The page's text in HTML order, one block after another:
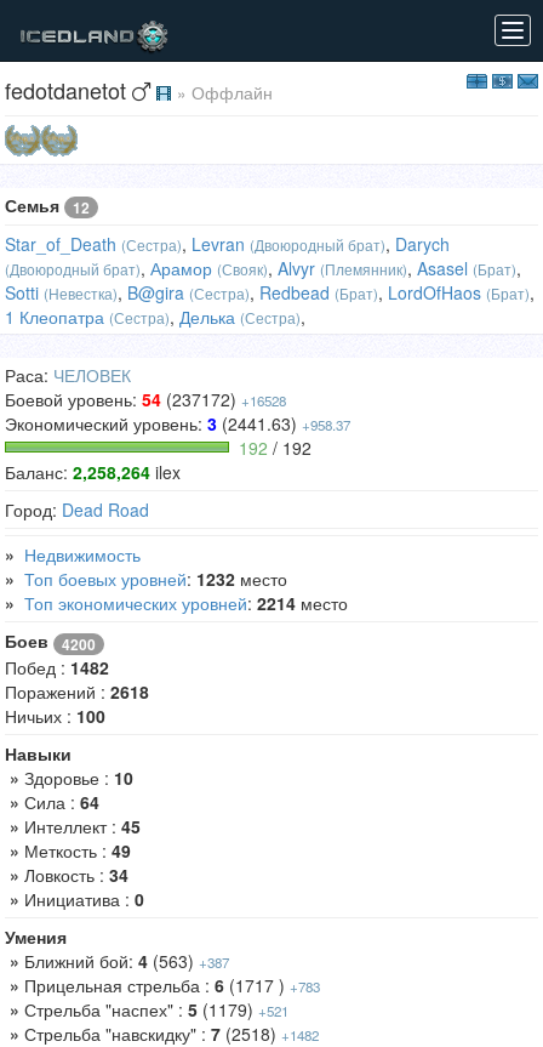
fedotdanetot » Оффлайн
Семья 12
Star_of_Death (Сестра), Levran (Двоюродный брат), Darych
(Двоюродный брат), Арамор (Свояк), Alvyr (Племянник), Asasel (Брат),
Sotti (Невестка), B@gira (Сестра), Redbead (Брат), LordOfHaos (Брат),
1 Клеопатра (Сестра), Делька (Сестра),
Раса: ЧЕЛОВЕК
Боевой уровень: 54 (237172) +16528
Экономический уровень: 3 (2441.63) +958.37
192 / 192
Баланс: 2,258,264 ilex
Город: Dead Road
» Недвижимость
» Топ боевых уровней: 1232 место
» Топ экономических уровней: 2214 место
Боев
4200
Побед : 1482
Поражений : 2618
Ничьих : 100
Навыки
» Здоровье : 10
» Сила : 64
» Интеллект : 45
» Меткость : 49
» Ловкость : 34
» Инициатива : 0
Умения
» Ближний бой: 4 (563) +387
» Прицельная стрельба : 6 (1717 ) +783
» Стрельба "наспех" : 5 (1179) +521
» Стрельба "навскидку" : 7 (2518) +1482